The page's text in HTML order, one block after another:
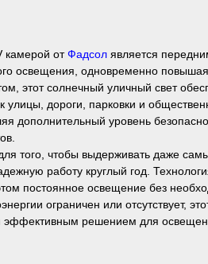
камерой отФадсол является
освещения, одновременно повышая
этот солнечный уличный свет
дороги, парковки и
дополнительный уровень
того, чтобы выдерживать даже
работу круглый год.
постоянное освещение без
ограничен или отсутствует,
эффективным решением для